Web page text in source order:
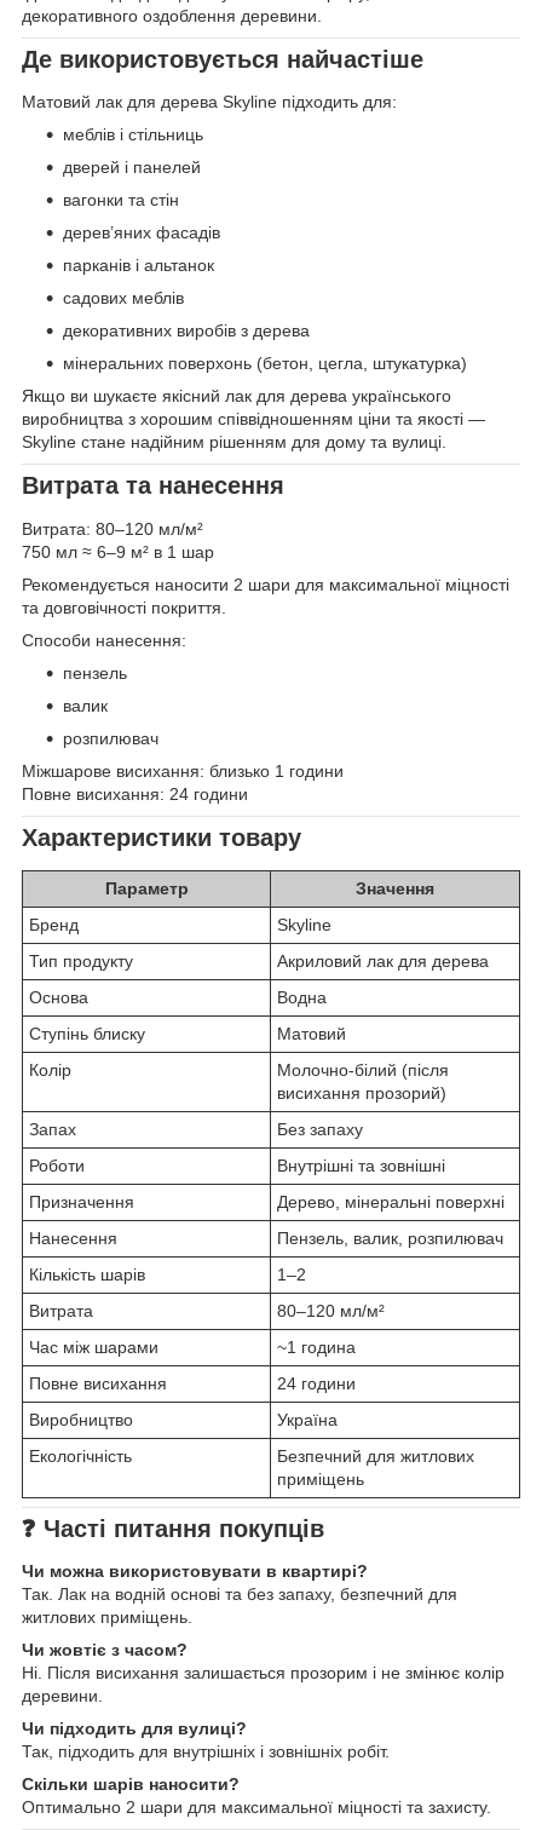
декоративного оздоблення деревини.
Де використовується найчастіше
Матовий лак для дерева Skyline підходить для:
меблів і стільниць
дверей і панелей
вагонки та стін
дерев’яних фасадів
парканів і альтанок
садових меблів
декоративних виробів з дерева
мінеральних поверхонь (бетон, цегла, штукатурка)
Якщо ви шукаєте якісний лак для дерева українського
виробництва з хорошим співвідношенням ціни та якості —
Skyline стане надійним рішенням для дому та вулиці.
Витрата та нанесення
Витрата: 80–120 мл/м²
750 мл ≈ 6–9 м² в 1 шар
Рекомендується наносити 2 шари для максимальної міцності
та довговічності покриття.
Способи нанесення:
пензель
валик
розпилювач
Міжшарове висихання: близько 1 години
Повне висихання: 24 години
Характеристики товару
Параметр
Значення
Бренд
Skyline
Тип продукту
Акриловий лак для дерева
Основа
Водна
Ступінь блиску
Матовий
Колір
Молочно-білий (після
висихання прозорий)
Запах
Без запаху
Роботи
Внутрішні та зовнішні
Призначення
Дерево, мінеральні поверхні
Нанесення
Пензель, валик, розпилювач
Кількість шарів
1–2
Витрата
80–120 мл/м²
Час між шарами
~1 година
Повне висихання
24 години
Виробництво
Україна
Екологічність
Безпечний для житлових
приміщень
❓ Часті питання покупців
Чи можна використовувати в квартирі?
Так. Лак на водній основі та без запаху, безпечний для
житлових приміщень.
Чи жовтіє з часом?
Ні. Після висихання залишається прозорим і не змінює колір
деревини.
Чи підходить для вулиці?
Так, підходить для внутрішніх і зовнішніх робіт.
Скільки шарів наносити?
Оптимально 2 шари для максимальної міцності та захисту.